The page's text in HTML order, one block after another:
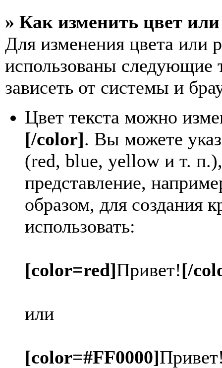
» Как изменить цвет или
Для изменения цвета или
использованы следующие
зависеть от системы и
Цвет текста можно
[/color]. Вы можете
(red, blue, yellow и т.
представление,
образом, для создания
использовать:
[color=red]Привет![/
или
[color=#FF0000]